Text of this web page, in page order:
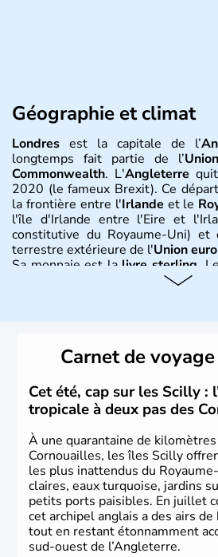
Géographie et climat
Londres est la capitale de l’
longtemps fait partie de l’
Commonwealth. L'Angleterre
2020 (le fameux Brexit). Ce
la frontière entre l'Irlande et le
l'île d'Irlande entre l'Eire et
constitutive du Royaume-Uni) et
terrestre extérieure de l'Union
Sa monnaie est lalivre sterling .
instable avec de nombreuses
Histoire et
L'Angleterre est l’une des quatre
Royaume-Uni. Elle est peuplée
d’habitants, les Anglais, et
84% de la population de
Xème siècle et tient son
germanique installé sur ces
parlementaire au monde, elle doit
l’essor industriel du XIXème siècle.
Carnet de voyage
Cet été, cap sur les Scilly :
tropicale à deux pas des
À une quarantaine de
Cornouailles, les îles Scilly
les plus inattendus du
claires, eaux turquoise, jardins
petits ports paisibles. En juillet
cet archipel anglais a des airs
tout en restant étonnamment
sud-ouest de l’Angleterre.